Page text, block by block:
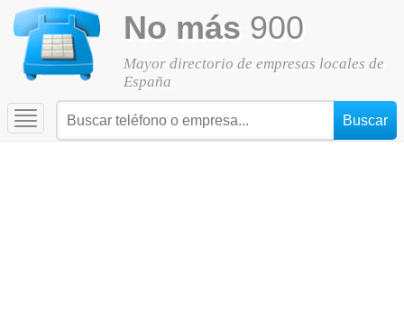
No más 900
Mayor directorio de empresas locales de
España
Toggle
navigation